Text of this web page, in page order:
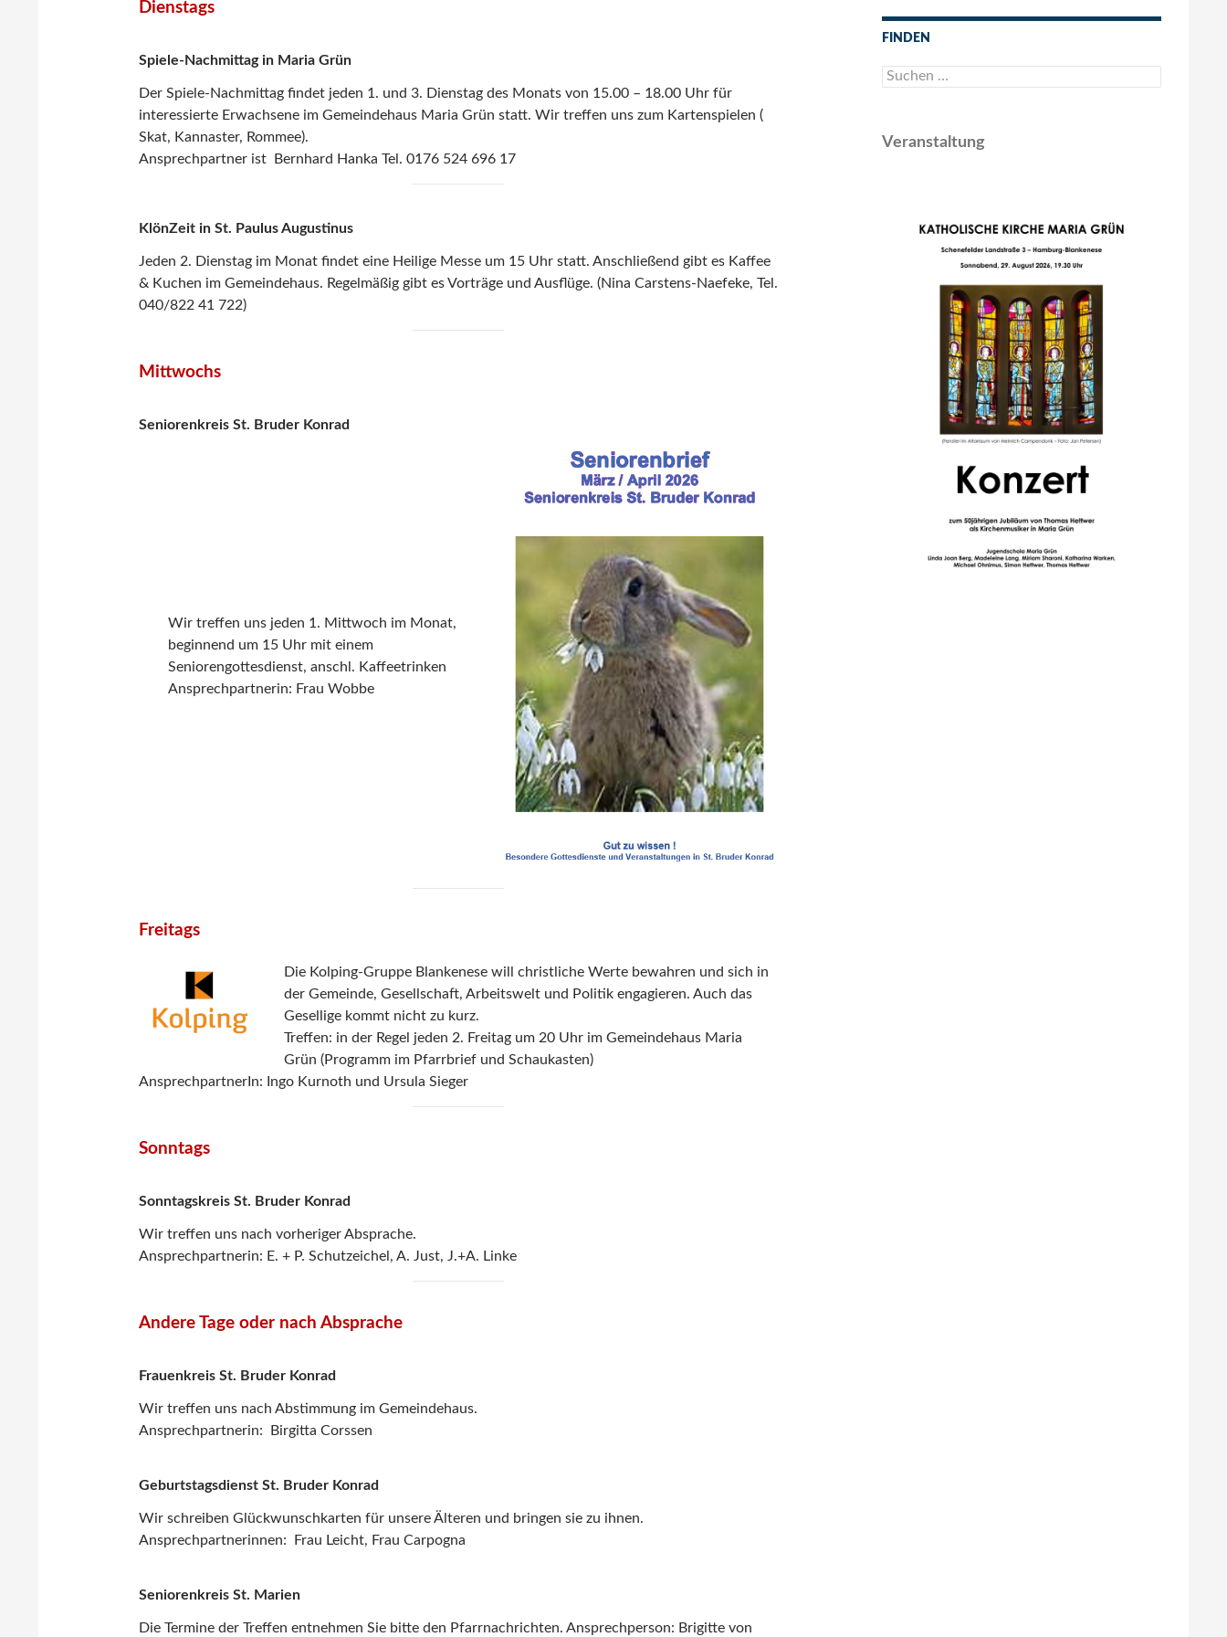
Dienstags
Spiele-Nachmittag in Maria Grün
Der Spiele-Nachmittag findet jeden 1. und 3. Dienstag des Monats von 15.00 – 18.00 Uhr für
interessierte Erwachsene im Gemeindehaus Maria Grün statt. Wir treffen uns zum Kartenspielen (
Skat, Kannaster, Rommee).
Ansprechpartner ist Bernhard Hanka Tel. 0176 524 696 17
KlönZeit in St. Paulus Augustinus
Jeden 2. Dienstag im Monat findet eine Heilige Messe um 15 Uhr statt. Anschließend gibt es Kaffee
& Kuchen im Gemeindehaus. Regelmäßig gibt es Vorträge und Ausflüge. (Nina Carstens-Naefeke, Tel.
040/822 41 722)
Mittwochs
Seniorenkreis St. Bruder Konrad
Wir treffen uns jeden 1. Mittwoch im Monat,
beginnend um 15 Uhr mit einem
Seniorengottesdienst, anschl. Kaffeetrinken
Ansprechpartnerin: Frau Wobbe
Freitags
Die Kolping-Gruppe Blankenese will christliche Werte bewahren und sich in
der Gemeinde, Gesellschaft, Arbeitswelt und Politik engagieren. Auch das
Gesellige kommt nicht zu kurz.
Treffen: in der Regel jeden 2. Freitag um 20 Uhr im Gemeindehaus Maria
Grün (Programm im Pfarrbrief und Schaukasten)
AnsprechpartnerIn: Ingo Kurnoth und Ursula Sieger
Sonntags
Sonntagskreis St. Bruder Konrad
Wir treffen uns nach vorheriger Absprache.
Ansprechpartnerin: E. + P. Schutzeichel, A. Just, J.+A. Linke
Andere Tage oder nach Absprache
Frauenkreis St. Bruder Konrad
Wir treffen uns nach Abstimmung im Gemeindehaus.
Ansprechpartnerin: Birgitta Corssen
Geburtstagsdienst St. Bruder Konrad
Wir schreiben Glückwunschkarten für unsere Älteren und bringen sie zu ihnen.
Ansprechpartnerinnen: Frau Leicht, Frau Carpogna
Seniorenkreis St. Marien
Die Termine der Treffen entnehmen Sie bitte den Pfarrnachrichten. Ansprechperson: Brigitte von
FINDEN
Suchen
nach:
Veranstaltung